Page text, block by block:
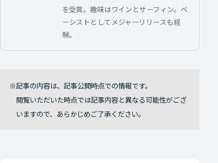
を受賞。趣味はワインとサーフィン。ベ
ーシストとしてメジャーリリースも経
験。
記事の内容は、記事公開時点での情報です。
閲覧いただいた時点では記事内容と異なる可能性がござ
いますので、あらかじめご了承ください。